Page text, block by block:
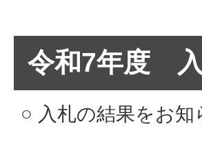
令和7年度
○ 入札の結果をお